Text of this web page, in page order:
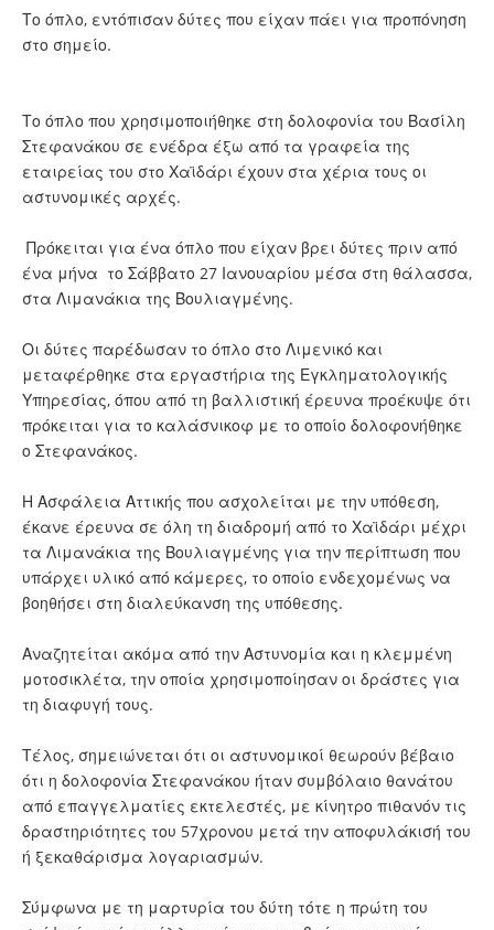
Το όπλο, εντόπισαν δύτες που είχαν πάει για προπόνηση
στο σημείο.
Το όπλο που χρησιμοποιήθηκε στη δολοφονία του Βασίλη
Στεφανάκου σε ενέδρα έξω από τα γραφεία της
εταιρείας του στο Χαϊδάρι έχουν στα χέρια τους οι
αστυνομικές αρχές.
Πρόκειται για ένα όπλο που είχαν βρει δύτες πριν από
ένα μήνα το Σάββατο 27 Ιανουαρίου μέσα στη θάλασσα,
στα Λιμανάκια της Βουλιαγμένης.
Οι δύτες παρέδωσαν το όπλο στο Λιμενικό και
μεταφέρθηκε στα εργαστήρια της Εγκληματολογικής
Υπηρεσίας, όπου από τη βαλλιστική έρευνα προέκυψε ότι
πρόκειται για το καλάσνικοφ με το οποίο δολοφονήθηκε
ο Στεφανάκος.
Η Ασφάλεια Αττικής που ασχολείται με την υπόθεση,
έκανε έρευνα σε όλη τη διαδρομή από το Χαϊδάρι μέχρι
τα Λιμανάκια της Βουλιαγμένης για την περίπτωση που
υπάρχει υλικό από κάμερες, το οποίο ενδεχομένως να
βοηθήσει στη διαλεύκανση της υπόθεσης.
Αναζητείται ακόμα από την Αστυνομία και η κλεμμένη
μοτοσικλέτα, την οποία χρησιμοποίησαν οι δράστες για
τη διαφυγή τους.
Τέλος, σημειώνεται ότι οι αστυνομικοί θεωρούν βέβαιο
ότι η δολοφονία Στεφανάκου ήταν συμβόλαιο θανάτου
από επαγγελματίες εκτελεστές, με κίνητρο πιθανόν τις
δραστηριότητες του 57χρονου μετά την αποφυλάκισή του
ή ξεκαθάρισμα λογαριασμών.
Σύμφωνα με τη μαρτυρία του δύτη τότε η πρώτη του